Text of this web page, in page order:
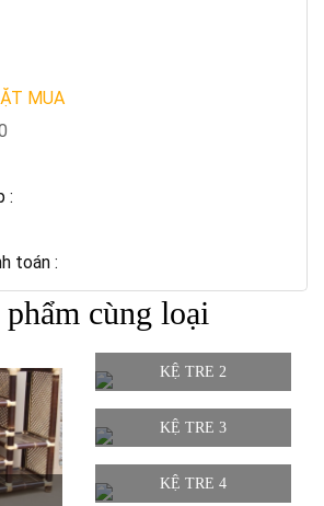
MUA
:
toán :
phẩm cùng loại
KỆ TRE 2
KỆ TRE 3
KỆ TRE 4